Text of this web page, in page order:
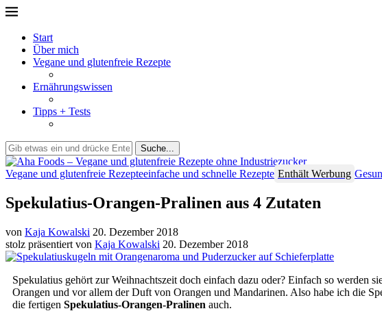
Start
Über mich
Vegane und glutenfreie Rezepte
Ernährungswissen
Tipps + Tests
Suche...
Vegane und glutenfreie Rezepteeinfache und schnelle Rezepte Enthält Werbung
Spekulatius-Orangen-Pralinen aus 4 Zutaten
von Kaja Kowalski 20. Dezember 2018
stolz präsentiert von Kaja Kowalski 20. Dezember 2018
Spekulatius gehört zur Weihnachtszeit doch einfach dazu oder? Einfach so werden
Orangen und vor allem der Duft von Orangen und Mandarinen. Also habe ich die
die fertigen Spekulatius-Orangen-Pralinen auch.